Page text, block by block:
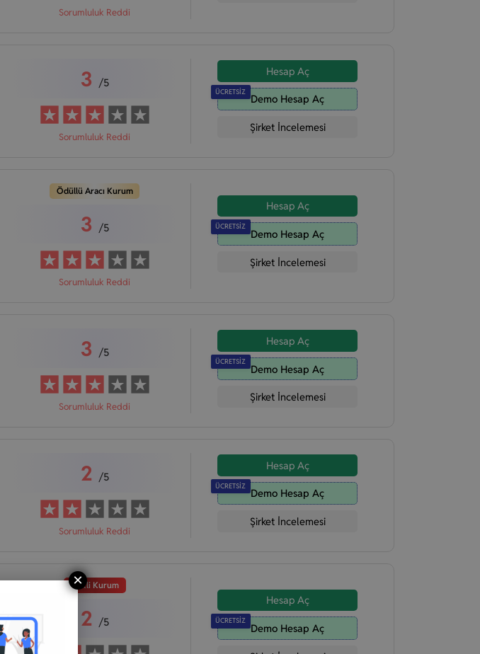
Sorumluluk Reddi
3 /5
Sorumluluk Reddi
Hesap Aç
ÜCRETSİZ
Demo Hesap Aç
Şirket İncelemesi
Ödüllü Aracı Kurum
3 /5
Sorumluluk Reddi
Hesap Aç
ÜCRETSİZ
Demo Hesap Aç
Şirket İncelemesi
3 /5
Sorumluluk Reddi
Hesap Aç
ÜCRETSİZ
Demo Hesap Aç
Şirket İncelemesi
2 /5
Sorumluluk Reddi
Hesap Aç
ÜCRETSİZ
Demo Hesap Aç
Şirket İncelemesi
Riskli Kurum
2 /5
Hesap Aç
ÜCRETSİZ
Demo Hesap Aç
×